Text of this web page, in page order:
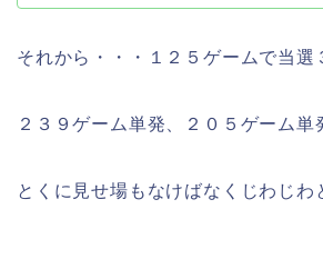
それから・・・１２５ゲームで当選
２３９ゲーム単発、２０５ゲーム単
とくに見せ場もなけばなくじわじわ